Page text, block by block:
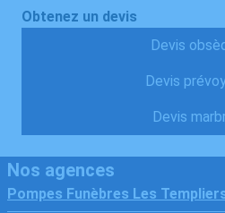
Obtenez un devis
Devis
Devis
Devis
Nos agences
Pompes Funèbres Les